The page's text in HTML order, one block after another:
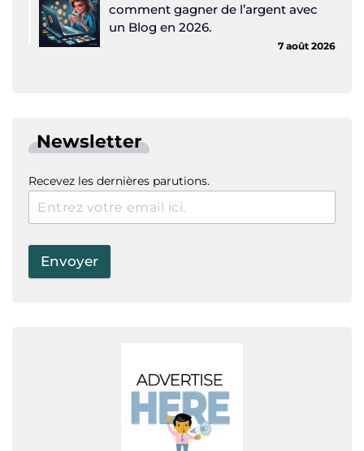
comment gagner de l’argent avec
un Blog en 2026.
7 août 2026
Newsletter
Recevez les dernières parutions.